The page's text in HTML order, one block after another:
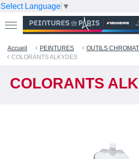
Select Language ▼
Accueil PEINTURES OUTILS
COLORANTS ALKYDES
COLORANTS